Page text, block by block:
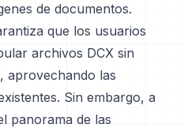
de documentos.
que los usuarios
archivos DCX sin
aprovechando las
Sin embargo, a
panorama de las